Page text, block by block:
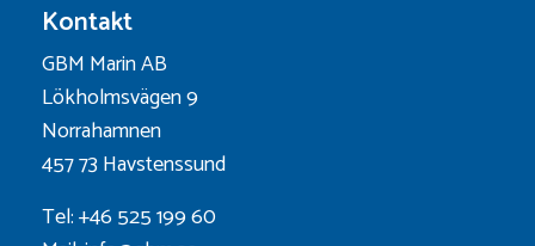
Kontakt
GBM Marin AB
Lökholmsvägen 9
Norrahamnen
457 73 Havstenssund
Tel: +46 525 199 60